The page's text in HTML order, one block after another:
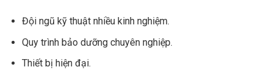
Đội ngũ kỹ thuật nhiều kinh nghiệm.
Quy trình bảo dưỡng chuyên nghiệp.
Thiết bị hiện đại.